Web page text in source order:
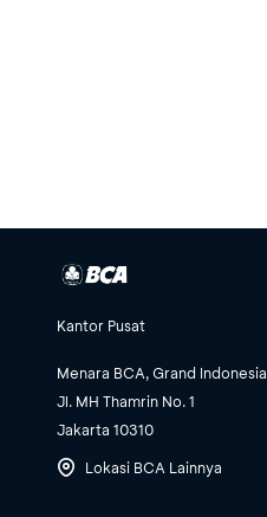
Kantor Pusat
Menara BCA, Grand Indonesia
Jl. MH Thamrin No. 1
Jakarta 10310
Lokasi BCA Lainnya